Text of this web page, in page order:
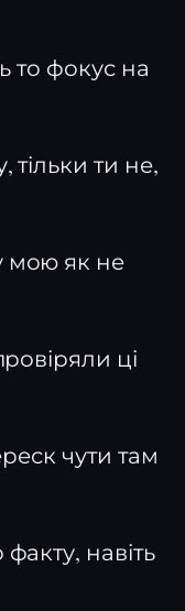
то фокус на
тільки ти не,
мою як не
ці
чути там
навіть